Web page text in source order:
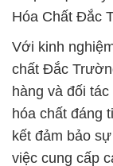
Hóa Chất Đắc
Với kinh
chất Đắc
hàng và đối
hóa chất đáng
kết đảm bảo
việc cung cấp